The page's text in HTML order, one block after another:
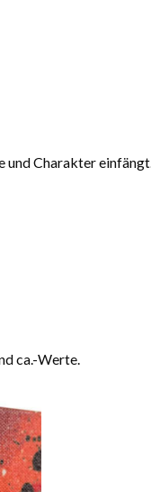
und Charakter einfängt.
ca.-Werte.